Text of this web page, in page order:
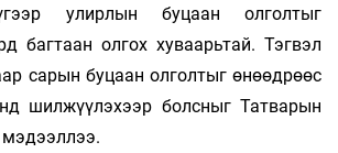
улирлын буцаан олголтыг
багтаан олгох хуваарьтай. Тэгвэл
сарын буцаан олголтыг өнөөдрөөс
шилжүүлэхээр болсныг Татварын
мэдээллээ.